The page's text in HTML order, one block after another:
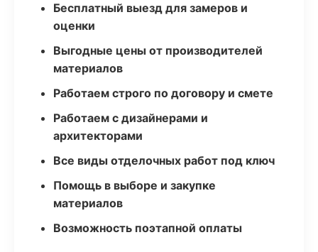
Бесплатный выезд для замеров и
оценки
Выгодные цены от производителей
материалов
Работаем строго по договору и смете
Работаем с дизайнерами и
архитекторами
Все виды отделочных работ под ключ
Помощь в выборе и закупке
материалов
Возможность поэтапной оплаты